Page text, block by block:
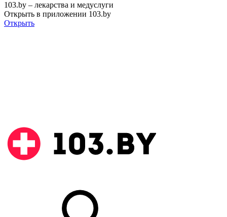
103.by – лекарства и медуслуги
Открыть в приложении 103.by
Открыть